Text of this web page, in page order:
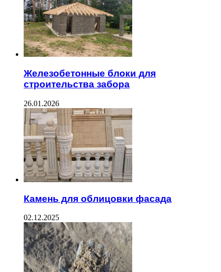
Железобетонные блоки для
строительства забора
26.01.2026
Камень для облицовки фасада
02.12.2025